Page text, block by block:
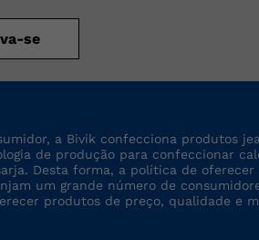
se
a Bivik confecciona produtos
de produção para confeccionar
Desta forma, a política de oferecer
um grande número de
produtos de preço, qualidade e